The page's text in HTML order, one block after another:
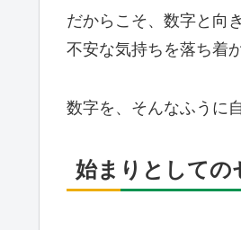
だからこそ、数字と向
不安な気持ちを落ち着
数字を、そんなふうに
始まりとしての